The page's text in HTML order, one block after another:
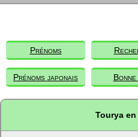
Prénoms
Prénoms japonais
Tourya